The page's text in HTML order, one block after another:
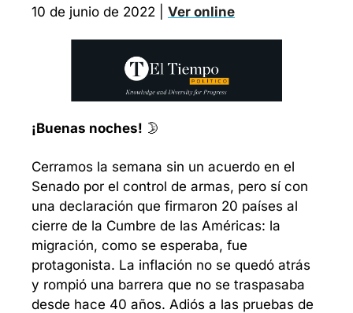
10 de junio de 2022 | Ver online
¡Buenas noches! 🌛
Cerramos la semana sin un acuerdo en el
Senado por el control de armas, pero sí con
una declaración que firmaron 20 países al
cierre de la Cumbre de las Américas: la
migración, como se esperaba, fue
protagonista. La inflación no se quedó atrás
y rompió una barrera que no se traspasaba
desde hace 40 años. Adiós a las pruebas de